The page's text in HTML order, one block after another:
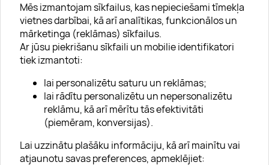
Mēs izmantojam sīkfailus, kas nepieciešami tīmekļa
vietnes darbībai, kā arī analītikas, funkcionālos un
mārketinga (reklāmas) sīkfailus.
Ar jūsu piekrišanu sīkfaili un mobilie identifikatori
tiek izmantoti:
lai personalizētu saturu un reklāmas;
lai rādītu personalizētu un nepersonalizētu
reklāmu, kā arī mērītu tās efektivitāti
(piemēram, konversijas).
Lai uzzinātu plašāku informāciju, kā arī mainītu vai
atjaunotu savas preferences, apmeklējiet:
Par "Lieliska dāvana"
Uzņēmumiem